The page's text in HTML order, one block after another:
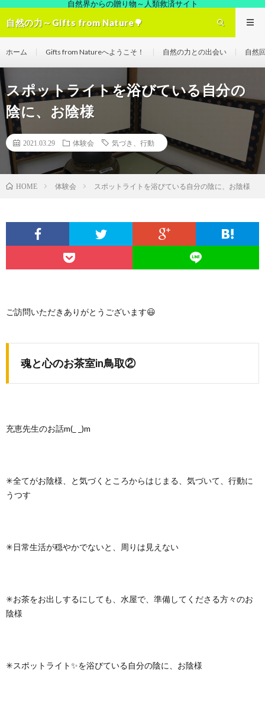
自然界からの贈り物～人類救済サイト
自然の力～Gifts from Nature🌳
ホーム Gifts from Natureへようこそ！ 自然の力との出会い 自然
スポットライトを浴びている自分の
陰に、お陰様
2021.03.29 体験会 気づき、行動
HOME 体験会 スポットライトを浴びている自分の陰に、お陰様
ご訪問いただきありがとうございます😃
魂と心のお茶室in鳥取②
充恵先生のお話m(_ _)m
✳全てがお陰様、と気づくところからはじまる、気づいて、行動に
うつす
✳日常生活が穏やかでないと、周りは見えない
✳お茶をお出しするにしても、水屋で、準備してくださる方々のお
陰様
✳スポットライト✨を浴びている自分の陰に、お陰様